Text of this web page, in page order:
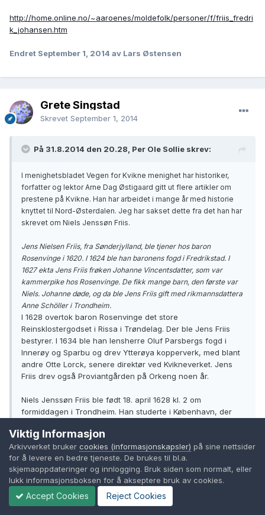
http://home.online.no/~aaroenes/moldefolk/personer/f/friis_fredri
k_johansen.htm
Endret September 1, 2014 av Lars Østensen
Grete Singstad
Skrevet September 1, 2014
På 31.8.2014 den 20.28, Per Ole Sollie skrev:
I menighetsbladet Vegen for Kvikne menighet har historiker,
forfatter og lektor Arne Dag Østigaard gitt ut flere artikler om
prestene på Kvikne. Han har arbeidet i mange år med historie
knyttet til Nord-Østerdalen. Jeg har sakset dette fra det han har
skrevet om Niels Jenssøn Friis.
Jens Nielsen Friis, fra Sønderjylland, ble tjener hos baron
Rosenvinge i 1620. I 1624 ble han baronens fogd i Fredrikstad. I
1627 ekta Jens Friis frøken Johanne Vincentsdatter, som var
kammerpike hos Rosenvinge. De fikk mange barn, den første var
Niels. Johanne døde, og da ble Jens Friis gift med rikmannsdattera
Anne Schöller i Trondheim.
I 1628 overtok baron Rosenvinge det store
Reinsklostergodset i Rissa i Trøndelag. Der ble Jens Friis
bestyrer. I 1634 ble han lensherre Oluf Parsbergs fogd i
Innerøy og Sparbu og drev Ytterøya kopperverk, med blant
andre Otte Lorck, senere direktør ved Kvikneverket. Jens
Friis drev også Proviantgården på Orkeng noen år.
Niels Jenssøn Friis ble født 18. april 1628 kl. 2 om
formiddagen i Trondheim. Han studerte i København, der
ble ordinert til prest i 1656 - 28 år gammel. [...]
Her er det en del feil.
Det var ikke Jens Nielsen Friis som ble gift med Anne Eilersdatter
Schøller, men sønnen Jens. JJF døde barnløs i 1680.
Viktig Informasjon
Arkivverket bruker cookies (informasjonskapsler) på sine nettsider
for å levere en bedre tjeneste. De brukes til bl.a.
skjemaoppdateringer og innlogging. Bruk siden som normalt, eller
lukk informasjonsboksen for å akseptere bruk av cookies.
Accept Cookies Reject Cookies